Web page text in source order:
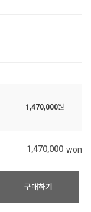
1,470,000원
1,470,000 won
구매하기